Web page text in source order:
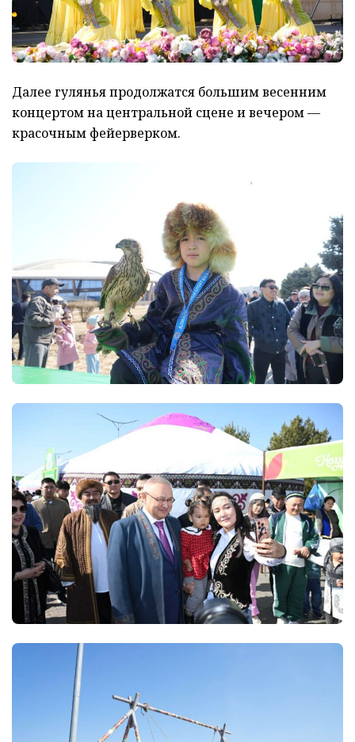
Далее гулянья продолжатся большим весенним
концертом на центральной сцене и вечером —
красочным фейерверком.